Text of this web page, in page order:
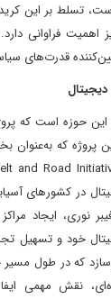
تسلط بر این
اهمیت فراوانی
قدرت‌های
حوزه است که
پروژه که
در کشورهای
خود و تسهیل
که در طول مسیر
نقش مهمی ایفا